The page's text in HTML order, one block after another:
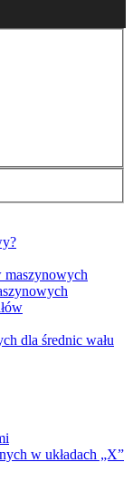
maszynowych
dla średnic wału
w układach „X”